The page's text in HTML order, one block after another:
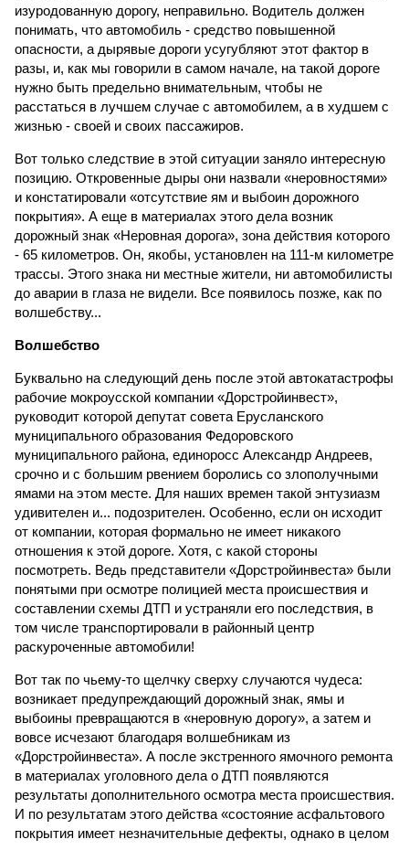
изуродованную дорогу, неправильно. Водитель должен
понимать, что автомобиль - средство повышенной
опасности, а дырявые дороги усугубляют этот фактор в
разы, и, как мы говорили в самом начале, на такой дороге
нужно быть предельно внимательным, чтобы не
расстаться в лучшем случае с автомобилем, а в худшем с
жизнью - своей и своих пассажиров.
Вот только следствие в этой ситуации заняло интересную
позицию. Откровенные дыры они назвали «неровностями»
и констатировали «отсутствие ям и выбоин дорожного
покрытия». А еще в материалах этого дела возник
дорожный знак «Неровная дорога», зона действия которого
- 65 километров. Он, якобы, установлен на 111-м километре
трассы. Этого знака ни местные жители, ни автомобилисты
до аварии в глаза не видели. Все появилось позже, как по
волшебству...
Волшебство
Буквально на следующий день после этой автокатастрофы
рабочие мокроусской компании «Дорстройинвест»,
руководит которой депутат совета Ерусланского
муниципального образования Федоровского
муниципального района, единоросс Александр Андреев,
срочно и с большим рвением боролись со злополучными
ямами на этом месте. Для наших времен такой энтузиазм
удивителен и... подозрителен. Особенно, если он исходит
от компании, которая формально не имеет никакого
отношения к этой дороге. Хотя, с какой стороны
посмотреть. Ведь представители «Дорстройинвеста» были
понятыми при осмотре полицией места происшествия и
составлении схемы ДТП и устраняли его последствия, в
том числе транспортировали в районный центр
раскуроченные автомобили!
Вот так по чьему-то щелчку сверху случаются чудеса:
возникает предупреждающий дорожный знак, ямы и
выбоины превращаются в «неровную дорогу», а затем и
вовсе исчезают благодаря волшебникам из
«Дорстройинвеста». А после экстренного ямочного ремонта
в материалах уголовного дела о ДТП появляются
результаты дополнительного осмотра места происшествия.
И по результатам этого действа «состояние асфальтового
покрытия имеет незначительные дефекты, однако в целом